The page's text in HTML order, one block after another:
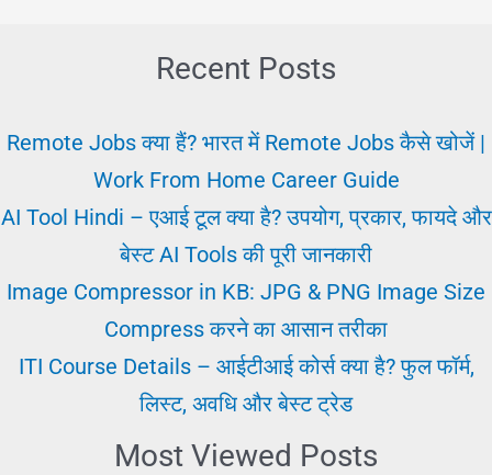
Recent Posts
Remote Jobs क्या हैं? भारत में Remote Jobs कैसे खोजें |
Work From Home Career Guide
AI Tool Hindi – एआई टूल क्या है? उपयोग, प्रकार, फायदे और
बेस्ट AI Tools की पूरी जानकारी
Image Compressor in KB: JPG & PNG Image Size
Compress करने का आसान तरीका
ITI Course Details – आईटीआई कोर्स क्या है? फुल फॉर्म,
लिस्ट, अवधि और बेस्ट ट्रेड
Most Viewed Posts